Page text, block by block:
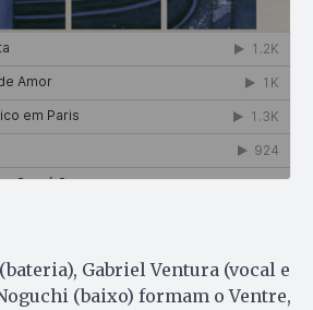
Gabriel Ventura (vocal e
(baixo) formam o Ventre,